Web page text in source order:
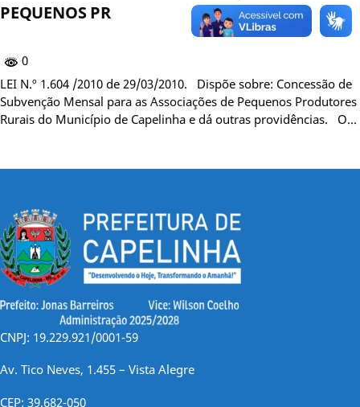
PEQUENOS PR
0
LEI N.º 1.604 /2010 de 29/03/2010. Dispõe sobre: Concessão de
Subvenção Mensal para as Associações de Pequenos Produtores
Rurais do Município de Capelinha e dá outras providências. O…
CNPJ: 19.229.921/0001-59
Av. Tico Neves, 1.455 – Vista Alegre
CEP: 39.682-050